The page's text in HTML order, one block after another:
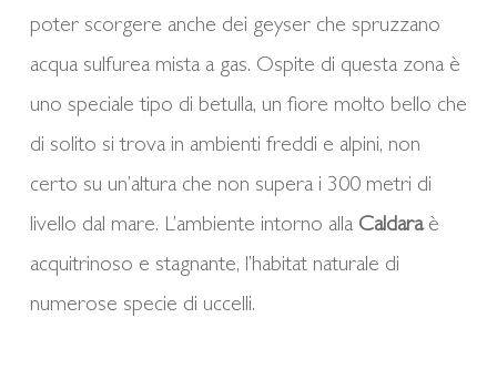
poter scorgere anche dei geyser che spruzzano
acqua sulfurea mista a gas. Ospite di questa zona è
uno speciale tipo di betulla, un fiore molto bello che
di solito si trova in ambienti freddi e alpini, non
certo su un’altura che non supera i 300 metri di
livello dal mare. L’ambiente intorno alla Caldaraè
acquitrinoso e stagnante, l’habitat naturale di
numerose specie di uccelli.